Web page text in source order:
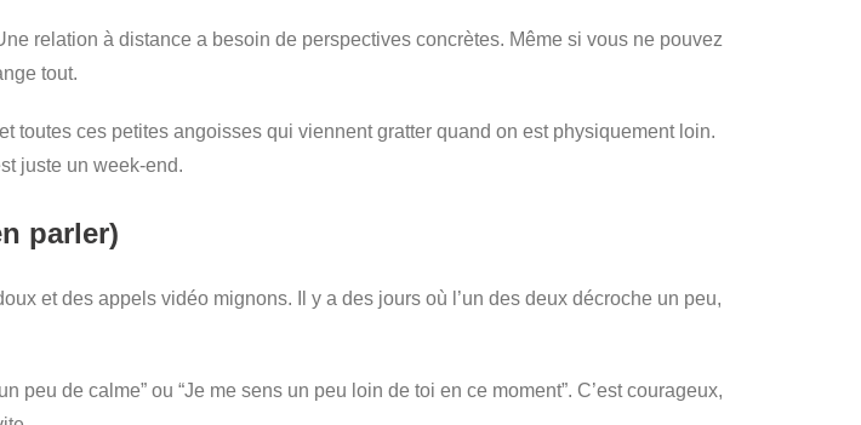
relation à distance a besoin de perspectives concrètes. Même si vous ne pouvez
tout.
toutes ces petites angoisses qui viennent gratter quand on est physiquement loin.
juste un week-end.
parler)
et des appels vidéo mignons. Il y a des jours où l’un des deux décroche un peu,
peu de calme” ou “Je me sens un peu loin de toi en ce moment”. C’est courageux,